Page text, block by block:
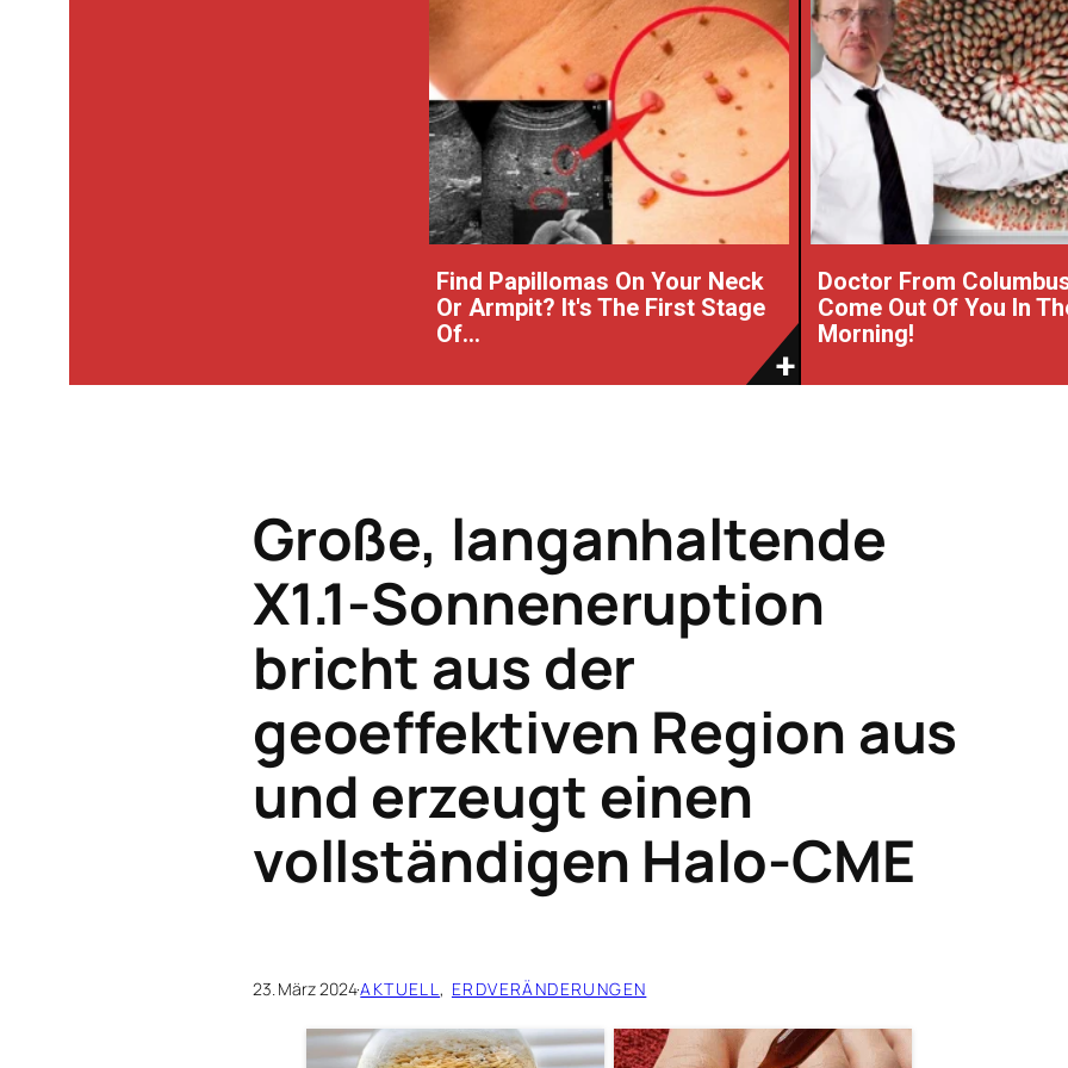
Find Papillomas On Your Neck
Or Armpit? It's The First Stage
Of...
Doctor From
Come Out Of You In
Morning!
Große, langanhaltende
X1.1-Sonneneruption
bricht aus der
geoeffektiven Region aus
und erzeugt einen
vollständigen Halo-CME
23. März 2024·AKTUELL, ERDVERÄNDERUNGEN